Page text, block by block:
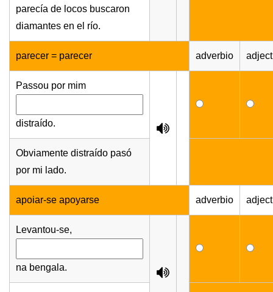
parecía de locos buscaron
diamantes en el río.
parecer = parecer adverbio
Passou por mim
distraído.
Obviamente distraído pasó
por mi lado.
apoiar-se apoyarse adverbio
Levantou-se,
na bengala.